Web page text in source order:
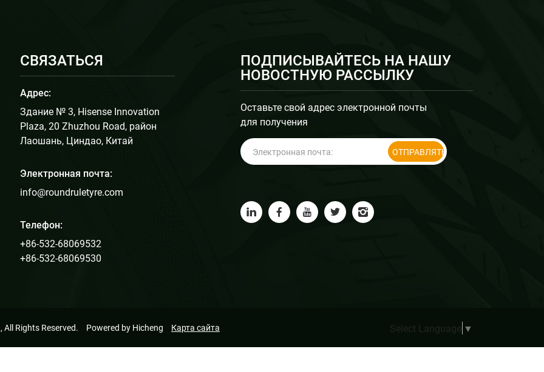
СВЯЗАТЬСЯ
Адрес:
Здание № 3, Hisense Innovation
Plaza, 20 Zhuzhou Road, район
Лаошань, Циндао, Китай
Электронная почта:
info@roundruletyre.com
Телефон:
+86-532-68069532
+86-532-68069530
ПОДПИСЫВАЙТЕСЬ НА НАШУ
НОВОСТНУЮ РАССЫЛКУ
Оставьте свой адрес электронной почты
для получения
ОТПРАВЛЯТЬ
Rights Reserved. Powered by Hicheng Карта сайта Select Language ▼